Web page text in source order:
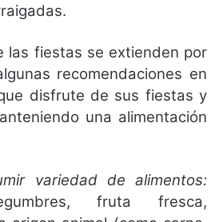
las fiestas se extienden por
recomendaciones en
disfrute de sus fiestas y
una alimentación
variedad de alimentos:
fruta fresca,